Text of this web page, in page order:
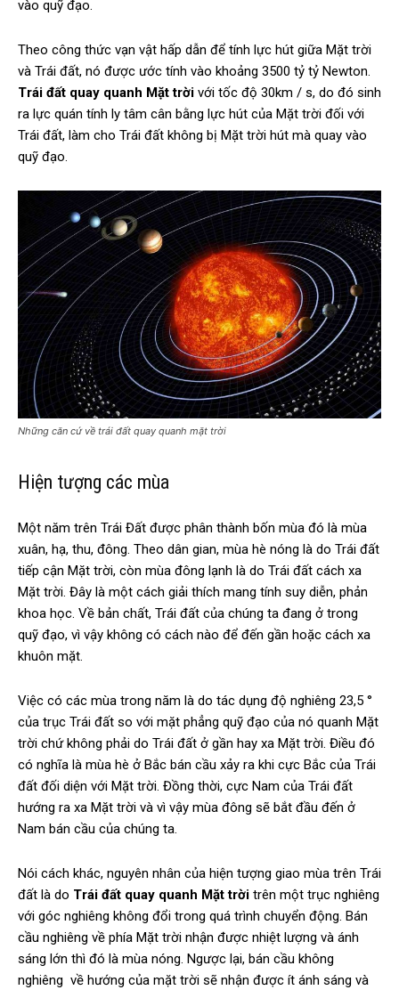
vào quỹ đạo.
Theo công thức vạn vật hấp dẫn để tính lực hút giữa Mặt trời
và Trái đất, nó được ước tính vào khoảng 3500 tỷ tỷ Newton.
Trái đất quay quanh Mặt trời với tốc độ 30km / s, do đó sinh
ra lực quán tính ly tâm cân bằng lực hút của Mặt trời đối với
Trái đất, làm cho Trái đất không bị Mặt trời hút mà quay vào
quỹ đạo.
Những căn cứ về trái đất quay quanh mặt trời
Hiện tượng các mùa
Một năm trên Trái Đất được phân thành bốn mùa đó là mùa
xuân, hạ, thu, đông. Theo dân gian, mùa hè nóng là do Trái đất
tiếp cận Mặt trời, còn mùa đông lạnh là do Trái đất cách xa
Mặt trời. Đây là một cách giải thích mang tính suy diễn, phản
khoa học. Về bản chất, Trái đất của chúng ta đang ở trong
quỹ đạo, vì vậy không có cách nào để đến gần hoặc cách xa
khuôn mặt.
Việc có các mùa trong năm là do tác dụng độ nghiêng 23,5 °
của trục Trái đất so với mặt phẳng quỹ đạo của nó quanh Mặt
trời chứ không phải do Trái đất ở gần hay xa Mặt trời. Điều đó
có nghĩa là mùa hè ở Bắc bán cầu xảy ra khi cực Bắc của Trái
đất đối diện với Mặt trời. Đồng thời, cực Nam của Trái đất
hướng ra xa Mặt trời và vì vậy mùa đông sẽ bắt đầu đến ở
Nam bán cầu của chúng ta.
Nói cách khác, nguyên nhân của hiện tượng giao mùa trên Trái
đất là do Trái đất quay quanh Mặt trời trên một trục nghiêng
với góc nghiêng không đổi trong quá trình chuyển động. Bán
cầu nghiêng về phía Mặt trời nhận được nhiệt lượng và ánh
sáng lớn thì đó là mùa nóng. Ngược lại, bán cầu không
nghiêng về hướng của mặt trời sẽ nhận được ít ánh sáng và